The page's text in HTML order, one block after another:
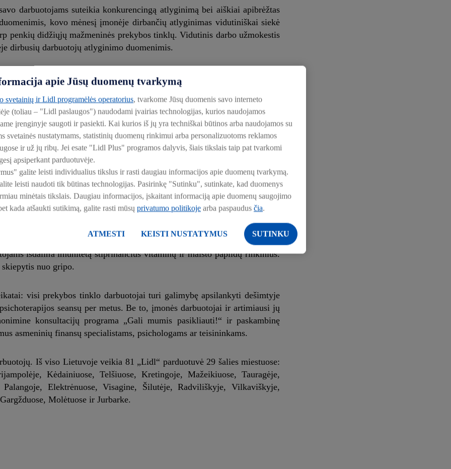
darbuotojams suteikia konkurencingą atlyginimą bei aiškiai apibrėžtas
kovo mėnesį įmonėje dirbančių atlyginimas vidutiniškai siekė
penkių didžiųjų mažmeninės prekybos tinklų. Vidutinis darbo užmokestis
dirbusių darbuotojų atlyginimo duomenimis.
nuo pat pirmos darbo dienos matyti, kaip jų atlygis keisis per
patirtį, „Lidl Lietuva“ šių finansinių metų, prasidėjusių kovo mėnesį,
lojaliausiems darbuotojams uždirbti daugiau.
už kurias jie gali įsigyti įvairių prekių visose prekybos tinklo
– visiems komandos nariams, sėkmingai baigusiems bandomąjį
Jis leidžia padengti gydymo išlaidas, įsigyti maisto papildų ir
paslaugų išlaidų.
išdalina imunitetą stiprinančius vitaminų ir maisto papildų rinkinius.
nuo gripo.
visi prekybos tinklo darbuotojai turi galimybę apsilankyti dešimtyje
seansų per metus. Be to, įmonės darbuotojai ir artimiausi jų
konsultacijų programa „Gali mumis pasikliauti!“ ir paskambinę
asmeninių finansų specialistams, psichologams ar teisininkams.
Iš viso Lietuvoje veikia 81 „Lidl“ parduotuvė 29 šalies miestuose:
Kėdainiuose, Telšiuose, Kretingoje, Mažeikiuose, Tauragėje,
Elektrėnuose, Visagine, Šilutėje, Radviliškyje, Vilkaviškyje,
Molėtuose ir Jurbarke.
apie Jūsų duomenų tvarkymą
svetainių ir Lidl programėlės operatorius, tvarkome Jūsų duomenis savo interneto
(toliau – "Lidl paslaugos") naudodami įvairias technologijas, kurios naudojamos
įrenginyje saugoti ir pasiekti. Kai kurios iš jų yra techniškai būtinos arba naudojamos su
svetainės nustatymams, statistinių duomenų rinkimui arba personalizuotoms reklamos
ir už jų ribų. Jei esate "Lidl Plus" programos dalyvis, šiais tikslais taip pat tvarkomi
apsiperkant parduotuvėje.
galite leisti individualius tikslus ir rasti daugiau informacijos apie duomenų tvarkymą.
leisti naudoti tik būtinas technologijas. Pasirinkę "Sutinku", sutinkate, kad duomenys
minėtais tikslais. Daugiau informacijos, įskaitant informaciją apie duomenų saugojimo
kada atšaukti sutikimą, galite rasti mūsų privatumo politikoje arba paspaudus čia.
ATMESTI KEISTI NUSTATYMUS SUTINKU